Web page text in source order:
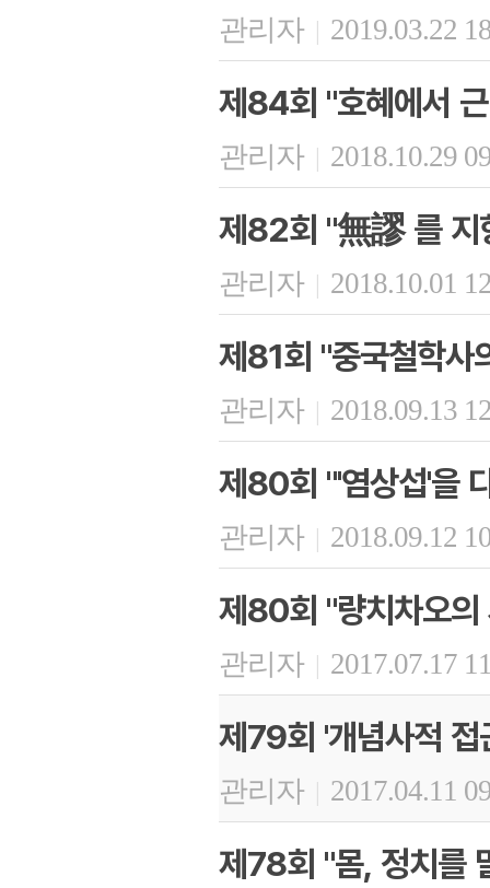
관리자 | 2019.03.22
제84회 "호혜에서
관리자 | 2018.10.29
제82회 "無謬 를 지
관리자 | 2018.10.01
제81회 "중국철학사
관리자 | 2018.09.13
제80회 "'염상섭'을
관리자 | 2018.09.12
제80회 "량치차오
관리자 | 2017.07.17
제79회 '개념사적
관리자 | 2017.04.11
제78회 "몸, 정치를